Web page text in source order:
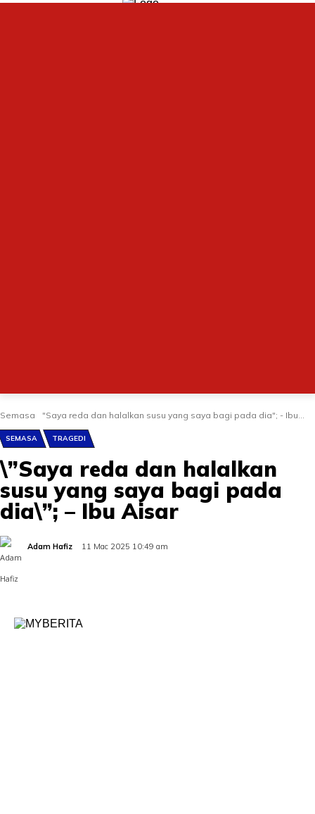
Semasa "Saya reda dan halalkan susu yang saya bagi pada dia"; - Ibu...
SEMASA TRAGEDI
\”Saya reda dan halalkan
susu yang saya bagi pada
dia\”; – Ibu Aisar
Adam Hafiz 11 Mac 2025 10:49 am